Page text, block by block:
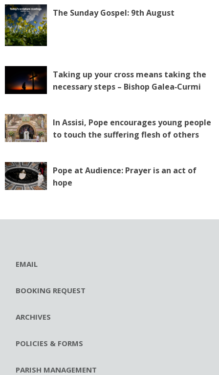
The Sunday Gospel: 9th August
Taking up your cross means taking the
necessary steps – Bishop Galea‑Curmi
In Assisi, Pope encourages young people
to touch the suffering flesh of others
Pope at Audience: Prayer is an act of
hope
EMAIL
BOOKING REQUEST
ARCHIVES
POLICIES & FORMS
PARISH MANAGEMENT